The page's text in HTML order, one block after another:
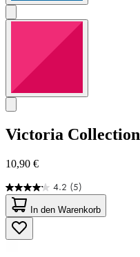
Victoria Collection
10,90 €
4.2 (5)
4.2
von
5
Sternen.
5
In den Warenkorb